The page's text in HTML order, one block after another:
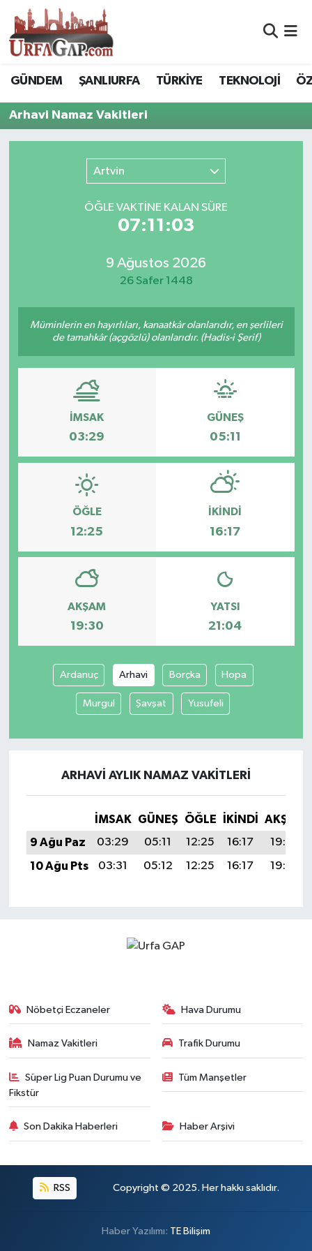
GÜNDEM ŞANLIURFA TÜRKİYE TEKNOLOJİ
Arhavi Namaz Vakitleri
Artvin
ÖĞLE VAKTİNE KALAN SÜRE
07:11:03
9 Ağustos 2026
26 Safer 1448
Müminlerin en hayırlıları, kanaatkâr olanlarıdır, en şerlileri
de tamahkâr (açgözlü) olanlarıdır. (Hadis-i Şerif)
İMSAK
03:29
GÜNEŞ
05:11
ÖĞLE
12:25
İKINDI
16:17
AKŞAM
19:30
YATSI
21:04
Ardanuç Arhavi Borçka Hopa
Murgul Şavşat Yusufeli
ARHAVI AYLIK NAMAZ VAKITLERI
İMSAK GÜNEŞ ÖĞLE İKINDI
AKŞAM
9 Ağu Paz
03:29 05:11 12:25 16:17
19:30
10 Ağu Pts
03:31 05:12 12:25 16:17 19:29
Nöbetçi Eczaneler Hava Durumu
Namaz Vakitleri Trafik Durumu
Süper Lig Puan Durumu ve
Fikstür
Tüm Manşetler
Son Dakika Haberleri Haber Arşivi
RSS Copyright © 2025. Her hakkı saklıdır.
Haber Yazılımı: TE Bilişim
Nöbetçi Eczaneler
Hava Durumu
Trafik Durumu
Tüm Manşetler
Son Dakika Haberleri